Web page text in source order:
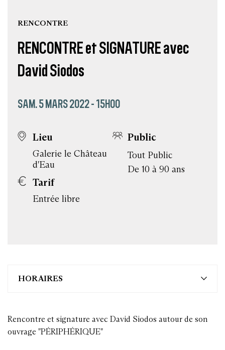
RENCONTRE et SIGNATURE avec
David Siodos
RENCONTRE
SAM. 5 MARS 2022 - 15H00
Lieu
Galerie le Château
d'Eau
Public
Tout Public
De 10 à 90 ans
Tarif
Entrée libre
HORAIRES
Rencontre et signature avec David Siodos autour de son
ouvrage "PÉRIPHÉRIQUE"